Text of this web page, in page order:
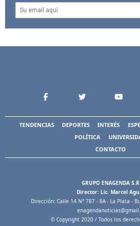
TENDENCIAS DEPORTES INTERÉS
POLÍTICA
CONTACTO
GRUPO ENAGENDA
Director: Lic. Marcel
Dirección: Calle 14 N° 787 - 8A - La Plata -
© Copyright 2020 / Todos los